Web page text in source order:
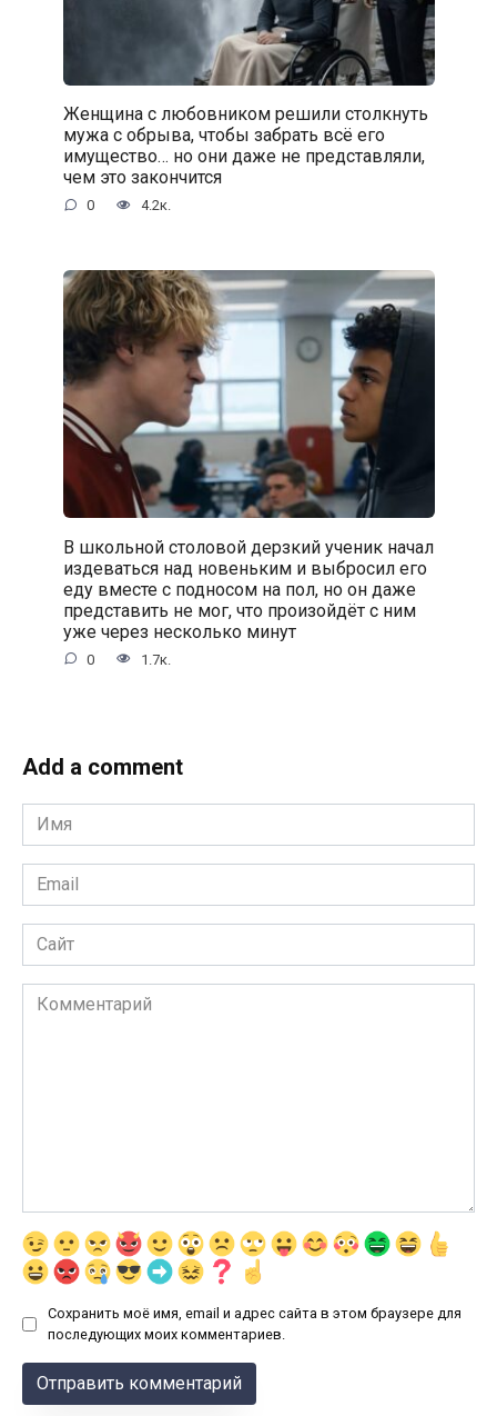
Женщина с любовником решили столкнуть
мужа с обрыва, чтобы забрать всё его
имущество… но они даже не представляли,
чем это закончится
0 4.2к.
В школьной столовой дерзкий ученик начал
издеваться над новеньким и выбросил его
еду вместе с подносом на пол, но он даже
представить не мог, что произойдёт с ним
уже через несколько минут
0 1.7к.
Add a comment
Имя
*
Email
*
Сайт
Комментарий
Сохранить моё имя, email и адрес сайта в этом браузере для
последующих моих комментариев.